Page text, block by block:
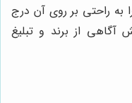
به راحتی بر روی آن درج
آگاهی از برند و تبلیغ